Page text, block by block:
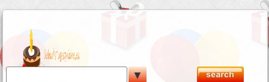
▼